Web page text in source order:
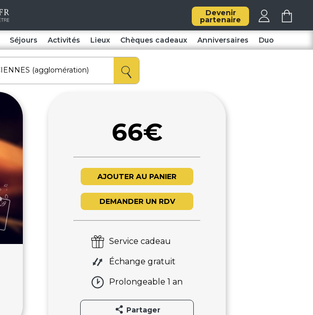
Devenir
partenaire
Séjours Activités Lieux Chèques cadeaux Anniversaires Duo
66€
AJOUTER AU PANIER
DEMANDER UN RDV
Service cadeau
Échange gratuit
Prolongeable 1 an
Partager